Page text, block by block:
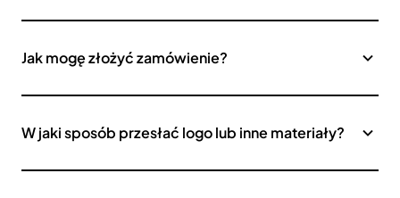
Jak mogę złożyć zamówienie?
W jaki sposób przesłać logo lub inne materiały?